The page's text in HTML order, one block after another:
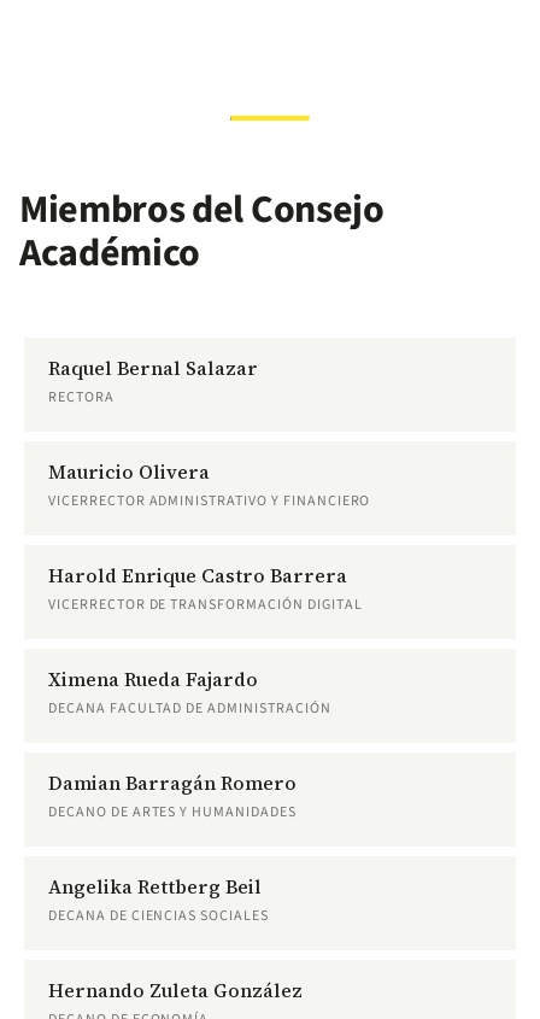
Miembros del Consejo
Académico
Raquel Bernal Salazar
RECTORA
Mauricio Olivera
VICERRECTOR ADMINISTRATIVO Y FINANCIERO
Harold Enrique Castro Barrera
VICERRECTOR DE TRANSFORMACIÓN DIGITAL
Ximena Rueda Fajardo
DECANA FACULTAD DE ADMINISTRACIÓN
Damian Barragán Romero
DECANO DE ARTES Y HUMANIDADES
Angelika Rettberg Beil
DECANA DE CIENCIAS SOCIALES
Hernando Zuleta González